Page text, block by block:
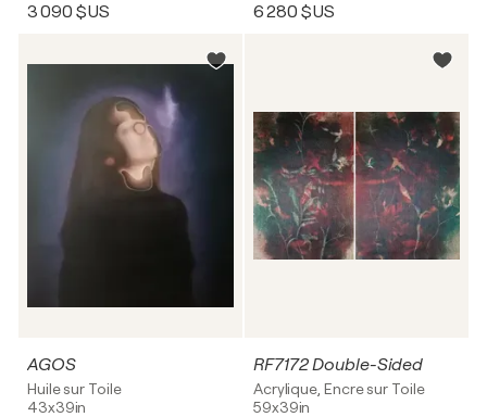
3 090 $US 6 280 $US
AGOS
Huile sur Toile
43x39in
RF7172 Double-Sided
Acrylique, Encre sur Toile
59x39in